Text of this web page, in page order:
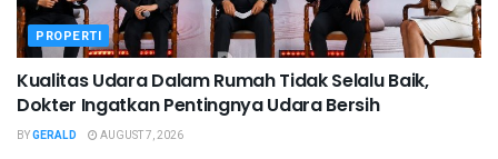
PROPERTI
Kualitas Udara Dalam Rumah Tidak Selalu Baik,
Dokter Ingatkan Pentingnya Udara Bersih
BYGERALD AUGUST 7, 2026